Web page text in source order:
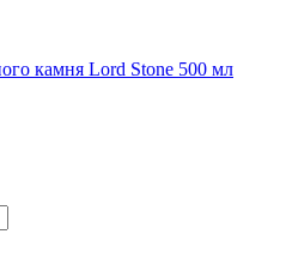
камня Lord Stone 500 мл